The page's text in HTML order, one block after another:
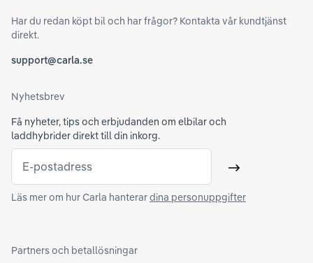
Har du redan köpt bil och har frågor? Kontakta vår kundtjänst
direkt.
support@carla.se
Nyhetsbrev
Få nyheter, tips och erbjudanden om elbilar och
laddhybrider direkt till din inkorg.
E-postadress Skicka
Läs mer om hur Carla hanterardina personuppgifter
Partners och betallösningar